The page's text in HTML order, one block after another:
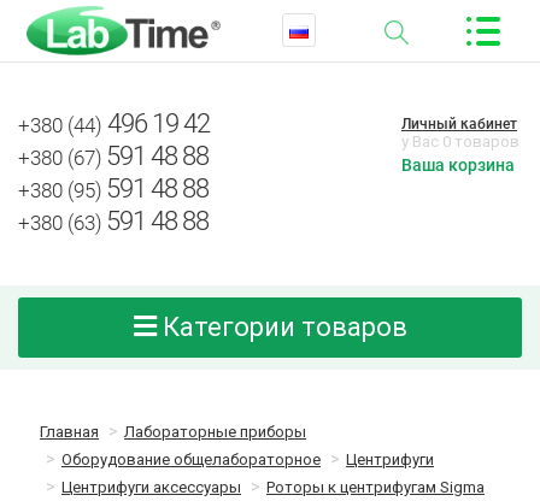
+380 (44) 496 19 42
+380 (67) 591 48 88
+380 (95) 591 48 88
+380 (63) 591 48 88
Личный кабинет
у Вас 0 товаров
Ваша корзина
Категории товаров
Главная
Лабораторные приборы
Оборудование общелабораторное
Центрифуги
Центрифуги аксессуары
Роторы к центрифугам Sigma